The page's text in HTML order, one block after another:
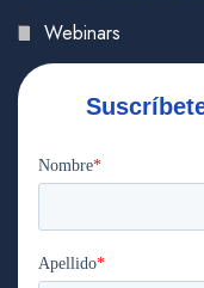
Webinars